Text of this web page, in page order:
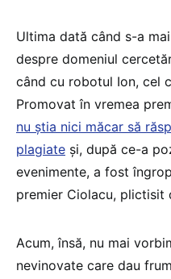
Ultima dată când s-a
despre domeniul
când cu robotul Ion, cel
Promovat în vremea
nu știa nici măcar să
plagiate și, după ce-a
evenimente, a fost
premier Ciolacu, plictisit
Acum, însă, nu mai
nevinovate care dau